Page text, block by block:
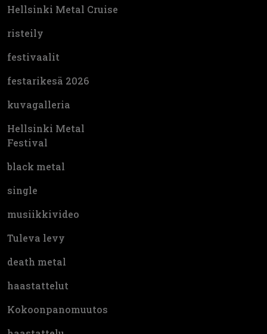
Hellsinki Metal Cruise
risteily
festivaalit
festarikesä 2026
kuvagalleria
Hellsinki Metal
Festival
black metal
single
musiikkivideo
Tuleva levy
death metal
haastattelut
Kokoonpanomuutos